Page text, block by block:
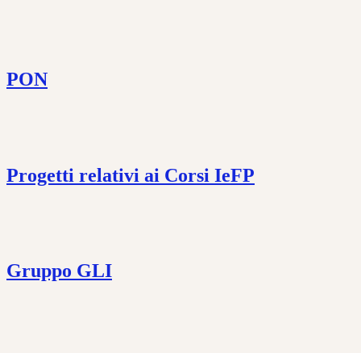
PON
Progetti relativi ai Corsi IeFP
Gruppo GLI